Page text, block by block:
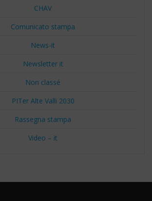
CHAV
Comunicato stampa
News-it
Newsletter it
Non classé
PITer Alte Valli 2030
Rassegna stampa
Video – it